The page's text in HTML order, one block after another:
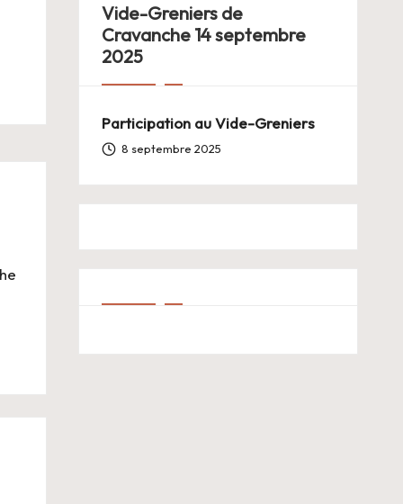
Vide-Greniers de
Cravanche 14 septembre
2025
Participation au Vide-Greniers
8 septembre 2025